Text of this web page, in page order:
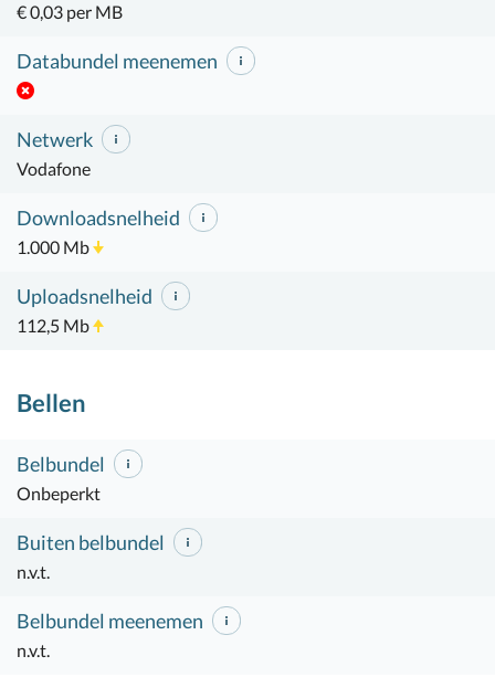
€ 0,03 per MB
Databundel meenemen
Netwerk
Vodafone
Downloadsnelheid
1.000 Mb
Uploadsnelheid
112,5 Mb
Bellen
Belbundel
Onbeperkt
Buiten belbundel
n.v.t.
Belbundel meenemen
n.v.t.